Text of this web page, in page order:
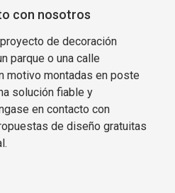
con nosotros
de decoración
parque o una calle
motivo montadas en poste
solución fiable y
en contacto con
de diseño gratuitas